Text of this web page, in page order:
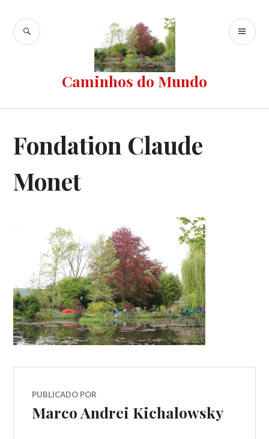
para
conteúdo
Caminhos do Mundo
BUSCA
Fondation Claude
Monet
PUBLICADO POR
Marco Andrei Kichalowsky